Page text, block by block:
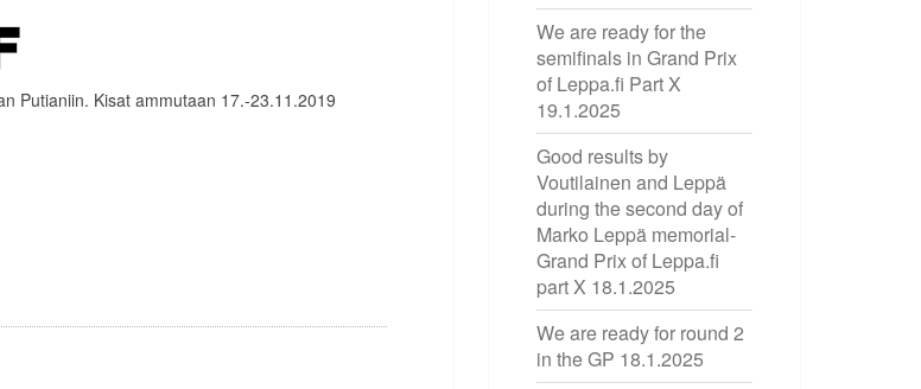
Putianiin. Kisat ammutaan 17.-23.11.2019
We are ready for the
semifinals in Grand Prix
of Leppa.fi Part X
19.1.2025
Good results by
Voutilainen and Leppä
during the second day of
Marko Leppä memorial-
Grand Prix of Leppa.fi
part X 18.1.2025
We are ready for round 2
in the GP 18.1.2025